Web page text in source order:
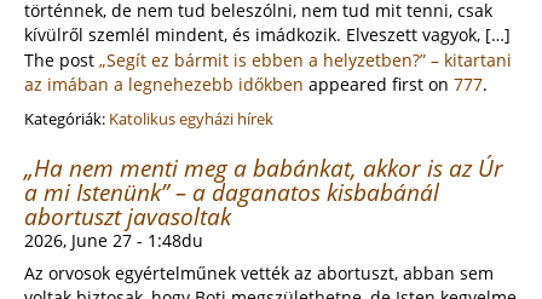
történnek, de nem tud beleszólni, nem tud mit tenni, csak
kívülről szemlél mindent, és imádkozik. Elveszett vagyok, […]
The post „Segít ez bármit is ebben a helyzetben?” – kitartani
az imában a legnehezebb időkben appeared first on 777.
Kategóriák: Katolikus egyházi hírek
„Ha nem menti meg a babánkat, akkor is az Úr
a mi Istenünk” – a daganatos kisbabánál
abortuszt javasoltak
2026, June 27 - 1:48du
Az orvosok egyértelműnek vették az abortuszt, abban sem